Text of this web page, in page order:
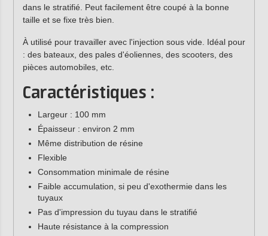
dans le stratifié. Peut facilement être coupé à la bonne
taille et se fixe très bien.
À utilisé pour travailler avec l'injection sous vide. Idéal pour
: des bateaux, des pales d'éoliennes, des scooters, des
pièces automobiles, etc.
Caractéristiques :
Largeur : 100 mm
Épaisseur : environ 2 mm
Même distribution de résine
Flexible
Consommation minimale de résine
Faible accumulation, si peu d'exothermie dans les
tuyaux
Pas d'impression du tuyau dans le stratifié
Haute résistance à la compression